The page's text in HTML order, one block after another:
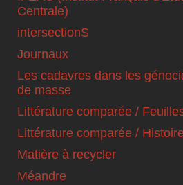
Centrale)
intersectionS
Journaux
Les cadavres dans les
de masse
Littérature comparée /
Littérature comparée /
Matière à recycler
Méandre